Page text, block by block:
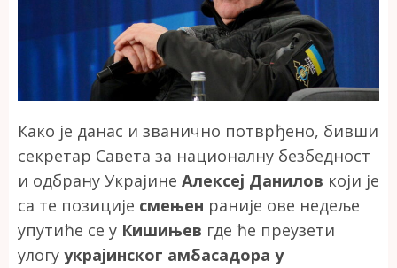
Како је данас и званично потврђено, бивши
секретар Савета за националну безбедност
и одбрану Украјине Алексеј Данилов који је
са те позиције смењен раније ове недеље
упутиће се у Кишињев где ће преузети
улогу украјинског амбасадора у